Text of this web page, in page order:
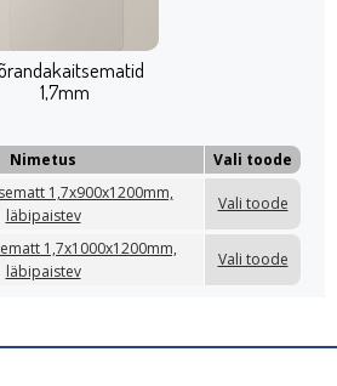
1,7mm
Nimetus
Vali toode
1,7x900x1200mm,
läbipaistev
Vali toode
1,7x1000x1200mm,
läbipaistev
Vali toode